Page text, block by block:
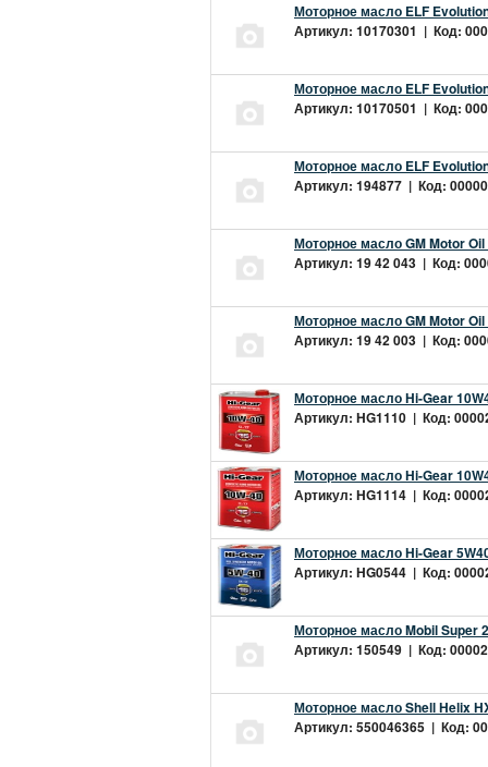
Моторное масло ELF
Артикул: 10170301 | Код:
Моторное масло ELF
Артикул: 10170501 | Код:
Моторное масло ELF
Артикул: 194877 | Код:
Моторное масло GM Motor Oil
Артикул: 19 42 043 | Код:
Моторное масло GM Motor
Артикул: 19 42 003 | Код:
Моторное масло Hi-Gear
Артикул: HG1110 | Код:
Моторное масло Hi-Gear
Артикул: HG1114 | Код:
Моторное масло Hi-Gear
Артикул: HG0544 | Код:
Моторное масло Mobil Super
Артикул: 150549 | Код:
Моторное масло Shell Helix
Артикул: 550046365 | Код: